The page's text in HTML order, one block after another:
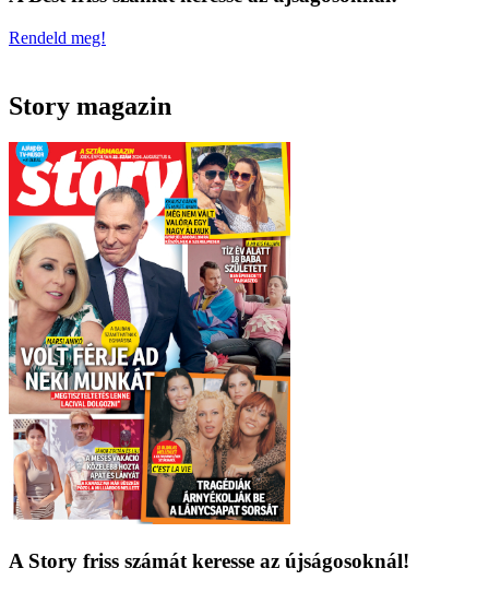
Rendeld meg!
Story magazin
A Story friss számát keresse az újságosoknál!